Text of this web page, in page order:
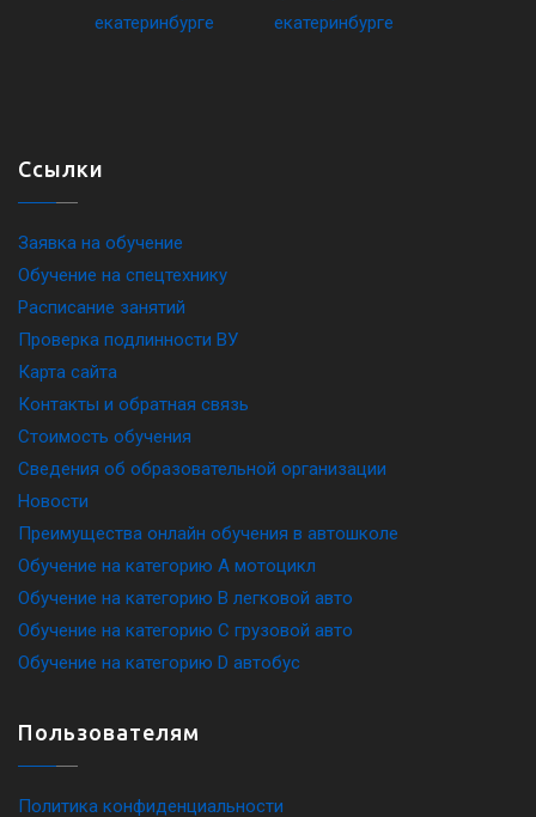
Ссылки
Заявка на обучение
Обучение на спецтехнику
Расписание занятий
Проверка подлинности ВУ
Карта сайта
Контакты и обратная связь
Стоимость обучения
Сведения об образовательной организации
Новости
Преимущества онлайн обучения в автошколе
Обучение на категорию A мотоцикл
Обучение на категорию B легковой авто
Обучение на категорию C грузовой авто
Обучение на категорию D автобус
Пользователям
Политика конфиденциальности